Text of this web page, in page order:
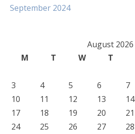
September 2024
August 2026
M
T W T
3
4 5 6 7
10
11 12 13 14
17
18 19 20 21
24
25 26 27 28